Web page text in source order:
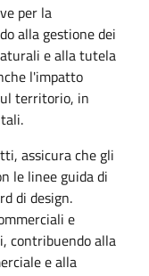
per la
alla gestione dei
e alla tutela
l'impatto
territorio, in
assicura che gli
le linee guida di
di design.
e
contribuendo alla
e alla